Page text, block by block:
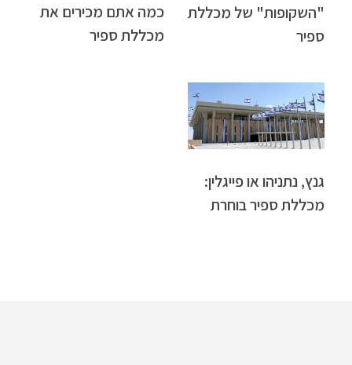
"השקופות" של מכללת
ספיר
כמה אתם מכירים את
מכללת ספיר
גנץ, נתניהו או פייגלין:
מכללת ספיר בוחרת